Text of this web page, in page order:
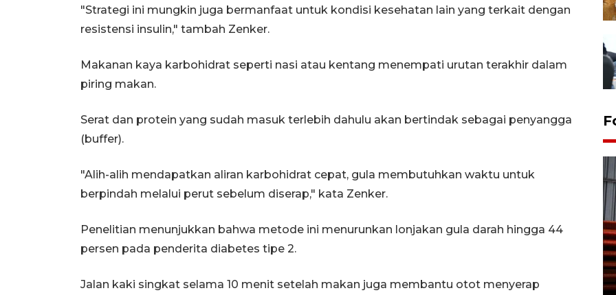
"Strategi ini mungkin juga bermanfaat untuk kondisi kesehatan lain yang terkait dengan
resistensi insulin," tambah Zenker.
Makanan kaya karbohidrat seperti nasi atau kentang menempati urutan terakhir dalam
piring makan.
Serat dan protein yang sudah masuk terlebih dahulu akan bertindak sebagai penyangga
(buffer).
"Alih-alih mendapatkan aliran karbohidrat cepat, gula membutuhkan waktu untuk
berpindah melalui perut sebelum diserap," kata Zenker.
Penelitian menunjukkan bahwa metode ini menurunkan lonjakan gula darah hingga 44
persen pada penderita diabetes tipe 2.
Jalan kaki singkat selama 10 menit setelah makan juga membantu otot menyerap
Tengah